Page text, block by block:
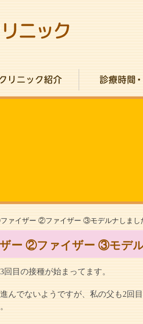
ァイザー ②ファイザー ③モデルナしまし
ー ②ファイザー ③モデル
回目の接種が始まってます。
んでないようですが、私の父も2回